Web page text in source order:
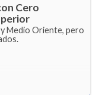
Cero
Medio Oriente, pero